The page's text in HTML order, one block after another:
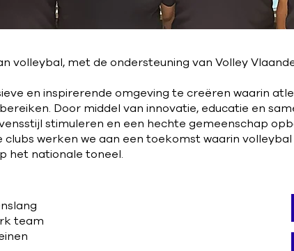
volleybal, met de ondersteuning van Volley
en inspirerende omgeving te creëren waarin
Door middel van innovatie, educatie en
stimuleren en een hechte gemeenschap
werken we aan een toekomst waarin
het nationale toneel.
team